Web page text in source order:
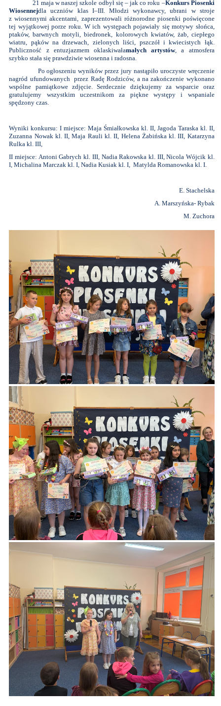
21 maja w naszej szkole odbył się – jak co roku –Konkurs Piosenki
Wiosennejdla uczniów klas I–III. Młodzi wykonawcy, ubrani w stroje
z wiosennymi akcentami, zaprezentowali różnorodne piosenki poświęcone
tej wyjątkowej porze roku. W ich występach pojawiały się motywy słońca,
ptaków, barwnych motyli, biedronek, kolorowych kwiatów, żab, ciepłego
wiatru, pąków na drzewach, zielonych liści, pszczół i kwiecistych łąk.
Publiczność z entuzjazmem oklaskiwałamałych artystów, a atmosfera
szybko stała się prawdziwie wiosenna i radosna.
Po ogłoszeniu wyników przez jury nastąpiło uroczyste wręczenie
nagród ufundowanych przez Radę Rodziców, a na zakończenie wykonano
wspólne pamiątkowe zdjęcie. Serdecznie dziękujemy za wsparcie oraz
gratulujemy wszystkim uczestnikom za piękne występy i wspaniale
spędzony czas.
Wyniki konkursu: I miejsce: Maja Śmiałkowska kl. II, Jagoda Taraska kl. II,
Zuzanna Nowak kl. II, Maja Rauli kl. II, Helena Żabińska kl. III, Katarzyna
Rulka kl. III,
II miejsce: Antoni Gabrych kl. III, Nadia Rakowska kl. III, Nicola Wójcik kl.
I, Michalina Marczak kl. I, Nadia Kusiak kl. I, Matylda Romanowska kl. I.
E. Stachelska
A. Marszyńska- Rybak
M. Zuchora